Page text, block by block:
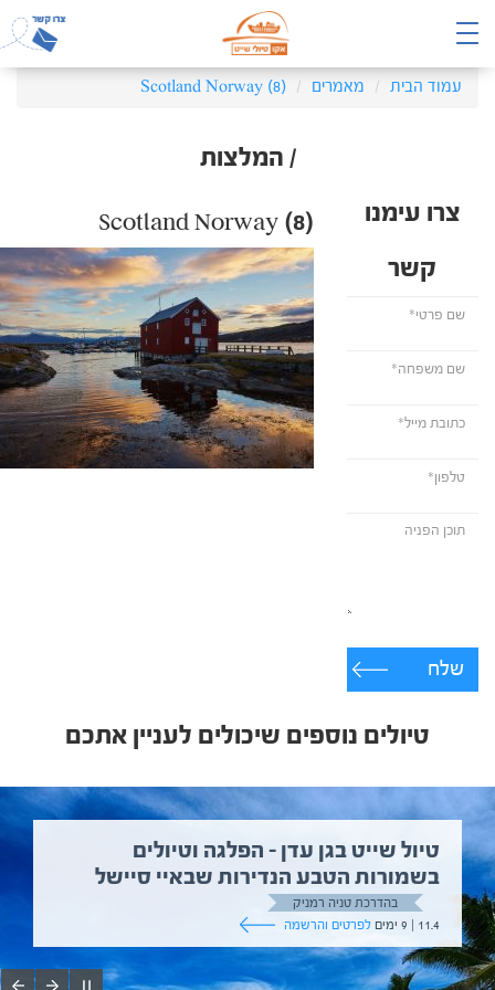
עמוד הבית מאמרים Scotland Norway (8)
/ המלצות
צרו עימנו
קשר
שלח
Scotland Norway (8)
טיולים נוספים שיכולים לעניין אתכם
טיול שייט בגן עדן – הפלגה וטיולים
בשמורות הטבע הנדירות שבאיי סיישל
בהדרכת טניה רמניק
11.4 | 9 ימים
לפרטים והרשמה